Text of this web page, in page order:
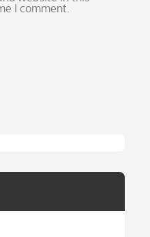
I comment.